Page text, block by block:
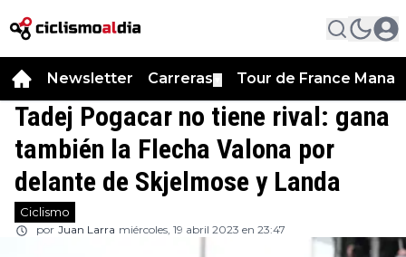
Newsletter Carreras Tour de France
Tadej Pogacar no tiene rival: gana
también la Flecha Valona por
delante de Skjelmose y Landa
Ciclismo
por Juan Larra miércoles, 19 abril 2023 en 23:47